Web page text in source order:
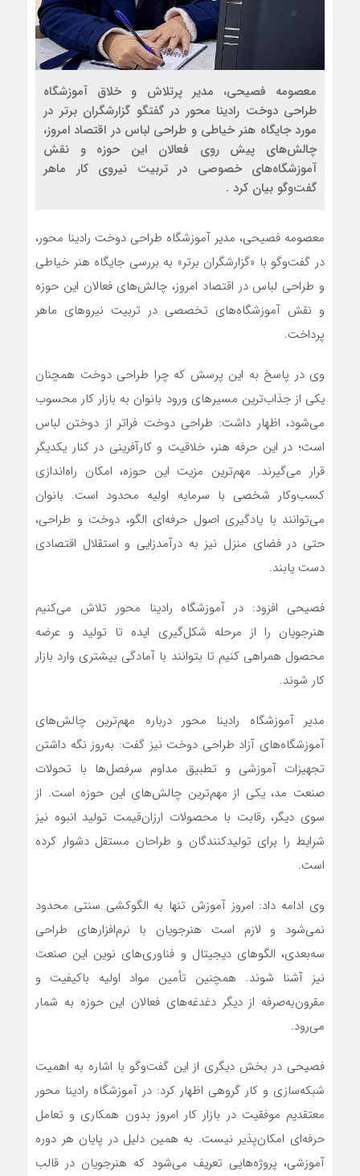
معصومه فصیحی، مدیر پرتلاش و خلاق آموزشگاه
طراحی دوخت رادینا محور در گفتگو گزارشگران برتر در
مورد جایگاه هنر خیاطی و طراحی لباس در اقتصاد امروز،
چالش‌های پیش روی فعالان این حوزه و نقش
آموزشگاه‌های خصوصی در تربیت نیروی کار ماهر
گفت‌وگو بیان کرد .
معصومه فصیحی، مدیر آموزشگاه طراحی دوخت رادینا محور،
در گفت‌وگو با «گزارشگران برتر» به بررسی جایگاه هنر خیاطی
و طراحی لباس در اقتصاد امروز، چالش‌های فعالان این حوزه
و نقش آموزشگاه‌های تخصصی در تربیت نیروهای ماهر
پرداخت.
وی در پاسخ به این پرسش که چرا طراحی دوخت همچنان
یکی از جذاب‌ترین مسیرهای ورود بانوان به بازار کار محسوب
می‌شود، اظهار داشت: طراحی دوخت فراتر از دوختن لباس
است؛ در این حرفه هنر، خلاقیت و کارآفرینی در کنار یکدیگر
قرار می‌گیرند. مهم‌ترین مزیت این حوزه، امکان راه‌اندازی
کسب‌وکار شخصی با سرمایه اولیه محدود است. بانوان
می‌توانند با یادگیری اصول حرفه‌ای الگو، دوخت و طراحی،
حتی در فضای منزل نیز به درآمدزایی و استقلال اقتصادی
دست یابند.
فصیحی افزود: در آموزشگاه رادینا محور تلاش می‌کنیم
هنرجویان را از مرحله شکل‌گیری ایده تا تولید و عرضه
محصول همراهی کنیم تا بتوانند با آمادگی بیشتری وارد بازار
کار شوند.
مدیر آموزشگاه رادینا محور درباره مهم‌ترین چالش‌های
آموزشگاه‌های آزاد طراحی دوخت نیز گفت: به‌روز نگه داشتن
تجهیزات آموزشی و تطبیق مداوم سرفصل‌ها با تحولات
صنعت مد، یکی از مهم‌ترین چالش‌های این حوزه است. از
سوی دیگر، رقابت با محصولات ارزان‌قیمت تولید انبوه نیز
شرایط را برای تولیدکنندگان و طراحان مستقل دشوار کرده
است.
وی ادامه داد: امروز آموزش تنها به الگوکشی سنتی محدود
نمی‌شود و لازم است هنرجویان با نرم‌افزارهای طراحی
سه‌بعدی، الگوهای دیجیتال و فناوری‌های نوین این صنعت
نیز آشنا شوند. همچنین تأمین مواد اولیه باکیفیت و
مقرون‌به‌صرفه از دیگر دغدغه‌های فعالان این حوزه به شمار
می‌رود.
فصیحی در بخش دیگری از این گفت‌وگو با اشاره به اهمیت
شبکه‌سازی و کار گروهی اظهار کرد: در آموزشگاه رادینا محور
معتقدیم موفقیت در بازار کار امروز بدون همکاری و تعامل
حرفه‌ای امکان‌پذیر نیست. به همین دلیل در پایان هر دوره
آموزشی، پروژه‌هایی تعریف می‌شود که هنرجویان در قالب